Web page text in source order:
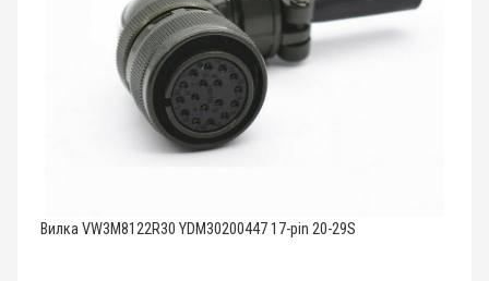
Вилка VW3M8122R30 YDM30200447 17-pin 20-29S